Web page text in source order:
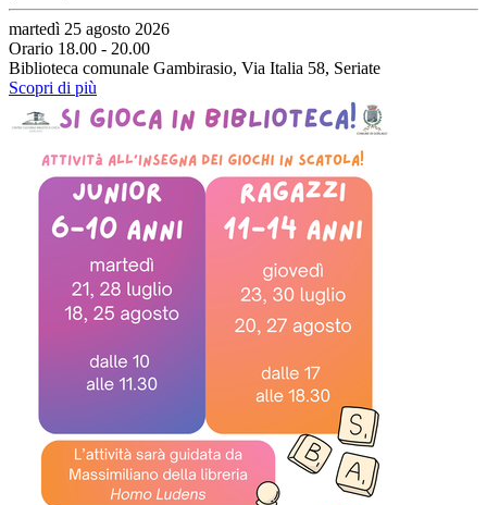
martedì 25 agosto 2026
Orario 18.00 - 20.00
Biblioteca comunale Gambirasio, Via Italia 58, Seriate
Scopri di più